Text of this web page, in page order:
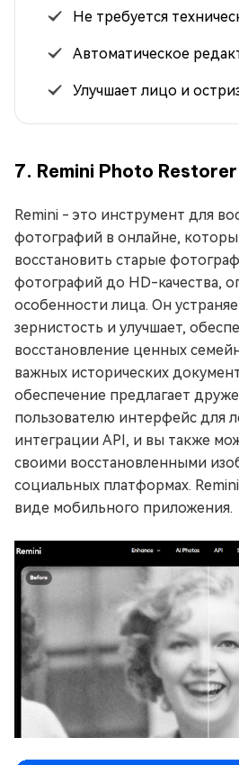
Не требуется
Автоматическое
Улучшает лицо и
7. Remini Photo Restorer
Remini - это инструмент для
фотографий в онлайне,
восстановить старые
фотографий до HD-качества,
особенности лица. Он
зернистость и улучшает,
восстановление ценных
важных исторических
обеспечение предлагает
пользователю интерфейс для
интеграции API, и вы также
своими восстановленными
социальных платформах.
виде мобильного приложения.